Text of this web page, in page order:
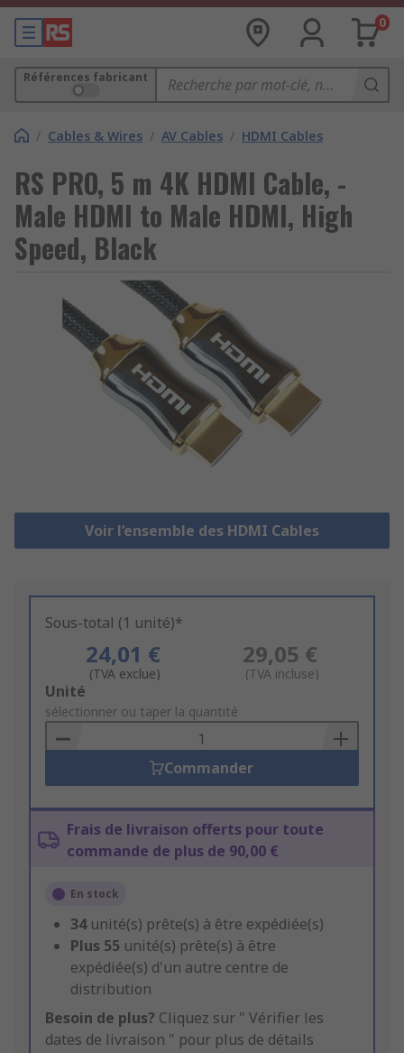
0
Références fabricant
/ Cables & Wires / AV Cables / HDMI Cables
RS PRO, 5 m 4K HDMI Cable, -
Male HDMI to Male HDMI, High
Speed, Black
Voir l’ensemble des HDMI Cables
Sous-total (1 unité)*
24,01 €
(TVA exclue)
29,05 €
(TVA incluse)
Add
to
Basket
Unité
sélectionner ou taper la quantité
Commander
Frais de livraison offerts pour toute
commande de plus de 90,00 €
En stock
34 unité(s) prête(s) à être expédiée(s)
Plus 55 unité(s) prête(s) à être
expédiée(s) d'un autre centre de
distribution
Besoin de plus? Cliquez sur " Vérifier les
dates de livraison " pour plus de détails